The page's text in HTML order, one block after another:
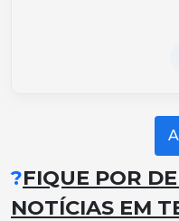
?FIQUE POR
NOTÍCIAS EM